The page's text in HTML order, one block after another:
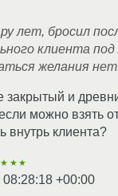
лет, бросил
клиента под
желания
закрытый и
можно взять
внутрь клиента?
+00:00